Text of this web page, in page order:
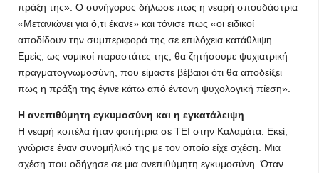
πράξη της». Ο συνήγορος δήλωσε πως η νεαρή σπουδάστρια
«Μετανιώνει για ό,τι έκανε» και τόνισε πως «οι ειδικοί
αποδίδουν την συμπεριφορά της σε επιλόχεια κατάθλιψη.
Εμείς, ως νομικοί παραστάτες της, θα ζητήσουμε ψυχιατρική
πραγματογνωμοσύνη, που είμαστε βέβαιοι ότι θα αποδείξει
πως η πράξη της έγινε κάτω από έντονη ψυχολογική πίεση».
Η ανεπιθύμητη εγκυμοσύνη και η εγκατάλειψη
Η νεαρή κοπέλα ήταν φοιτήτρια σε ΤΕΙ στην Καλαμάτα. Εκεί,
γνώρισε έναν συνομήλικό της με τον οποίο είχε σχέση. Μια
σχέση που οδήγησε σε μια ανεπιθύμητη εγκυμοσύνη. Όταν